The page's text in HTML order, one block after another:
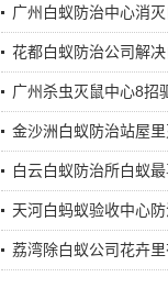
广州白蚁防治中心消
花都白蚁防治公司解
广州杀虫灭鼠中心8招
金沙洲白蚁防治站屋
白云白蚁防治所白蚁
天河白蚂蚁验收中心
荔湾除白蚁公司花卉